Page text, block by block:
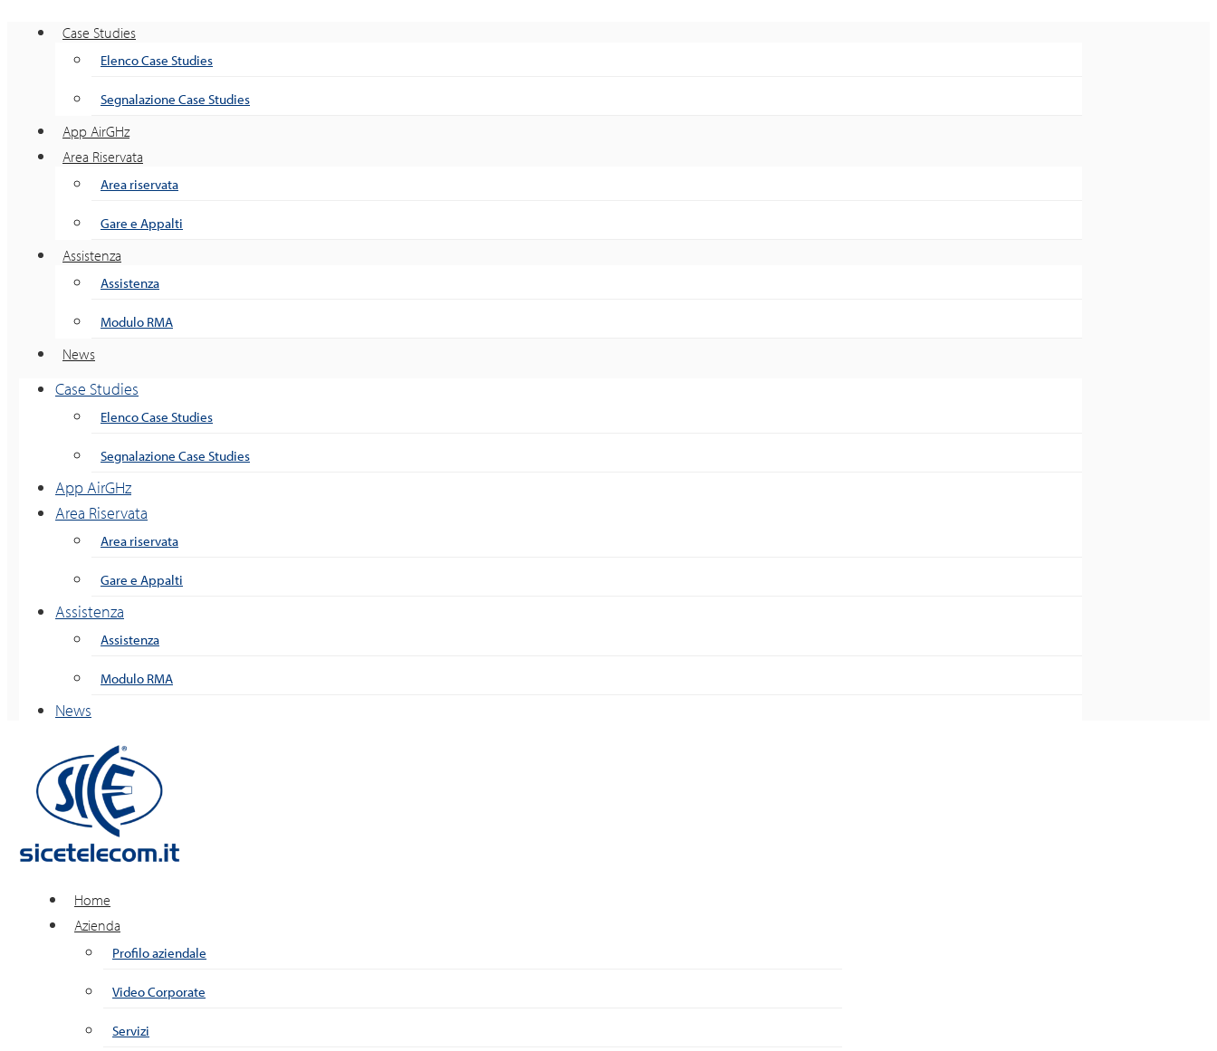
Case Studies
Elenco Case Studies
Segnalazione Case Studies
App AirGHz
Area Riservata
Area riservata
Gare e Appalti
Assistenza
Assistenza
Modulo RMA
News
Case Studies
Elenco Case Studies
Segnalazione Case Studies
App AirGHz
Area Riservata
Area riservata
Gare e Appalti
Assistenza
Assistenza
Modulo RMA
News
Home
Azienda
Profilo aziendale
Video Corporate
Servizi